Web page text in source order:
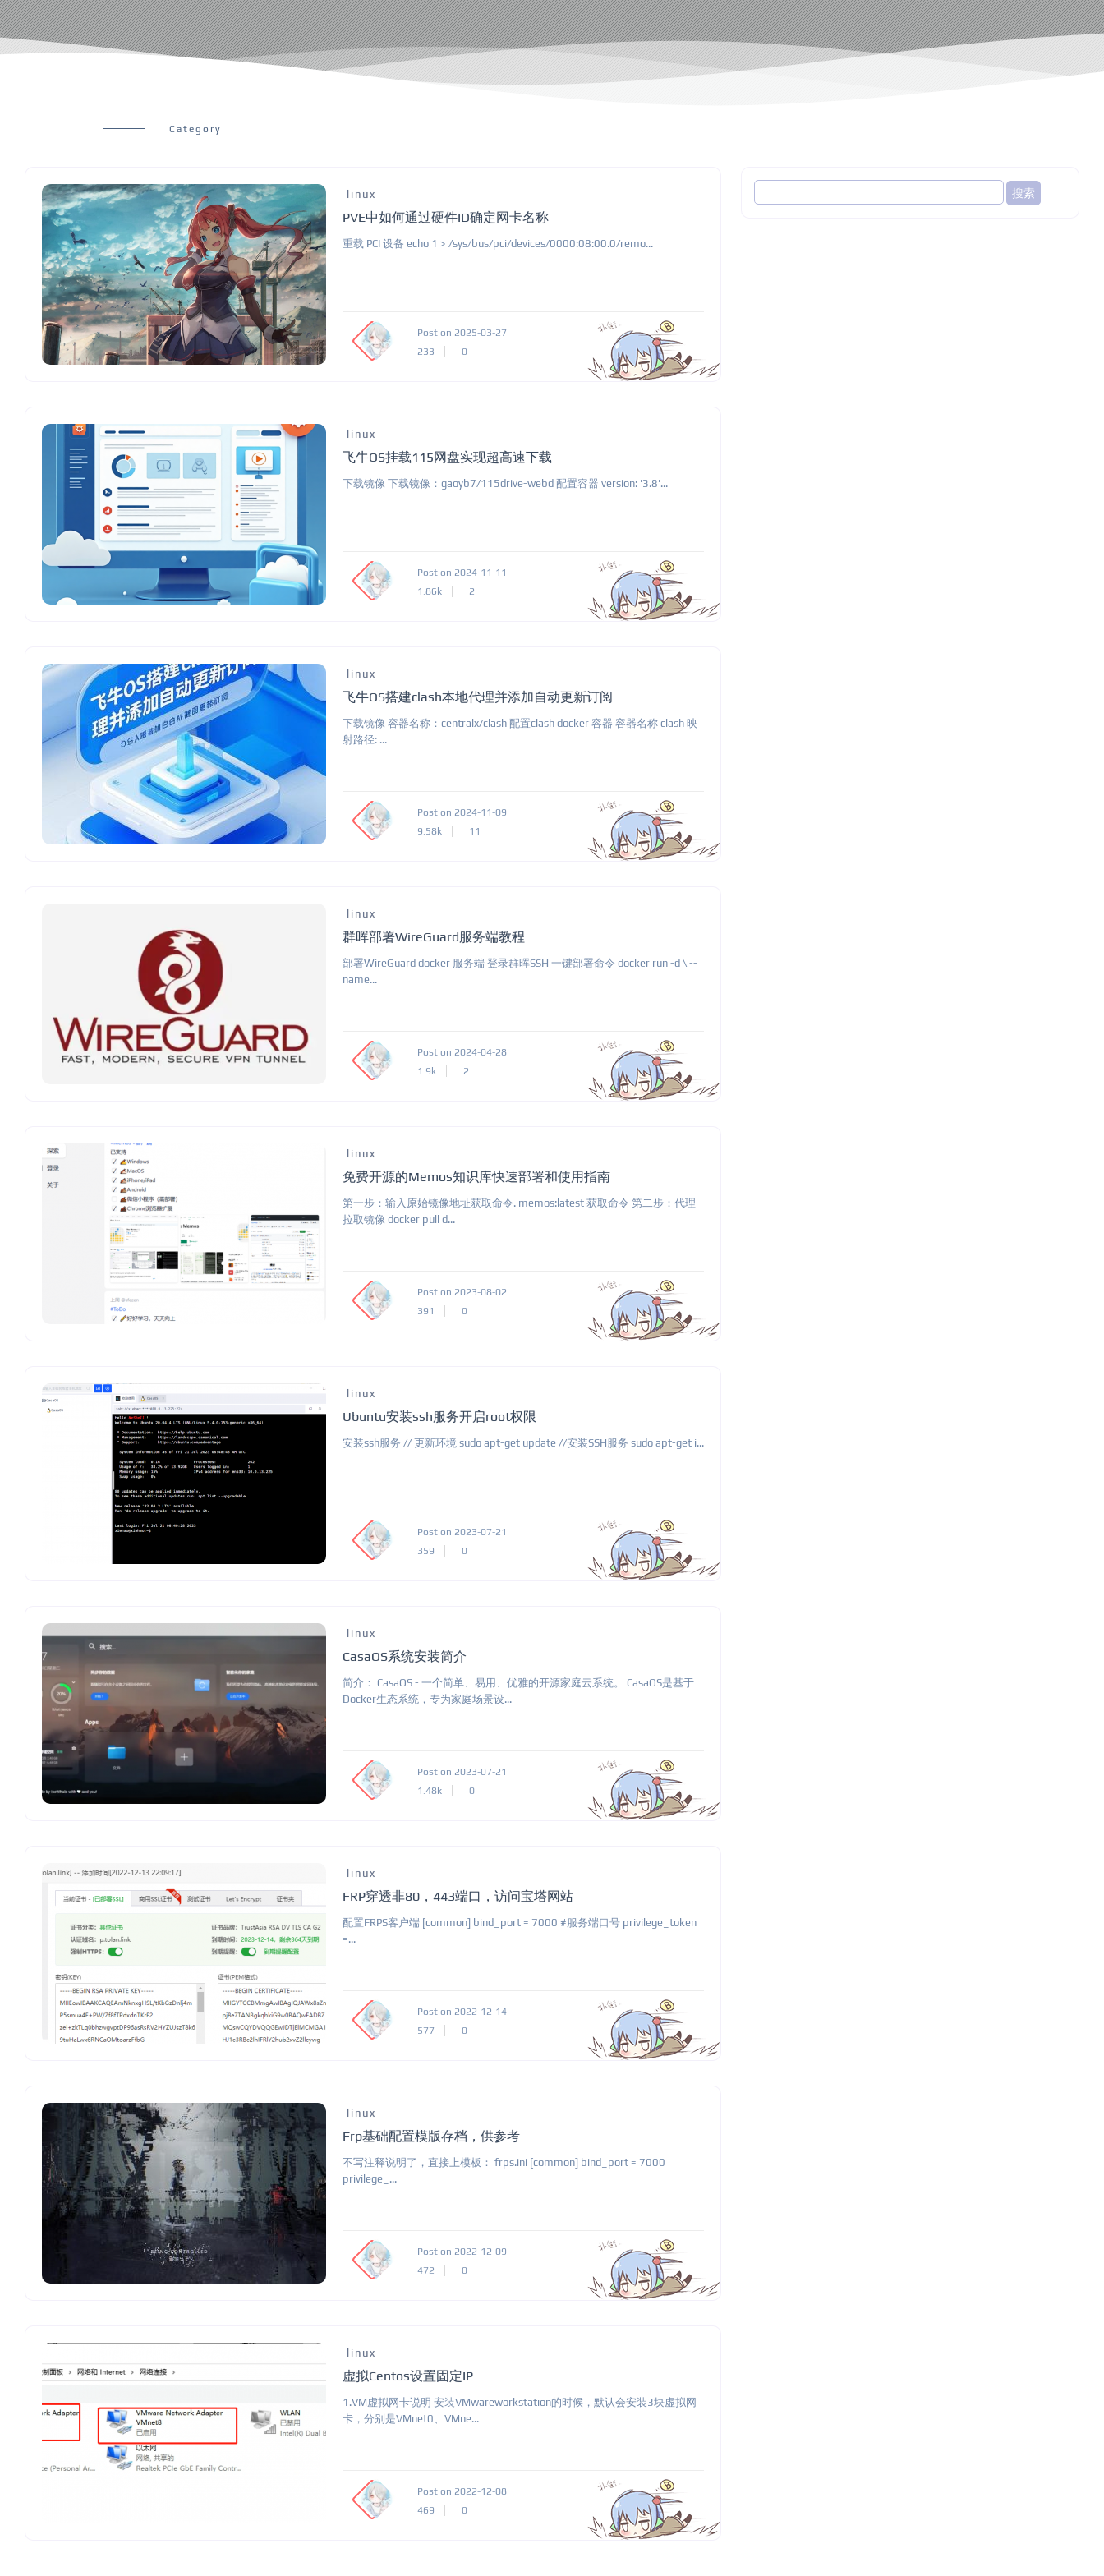
Category
linux
PVE中如何通过硬件ID确定网卡名称
重载 PCI 设备 echo 1 > /sys/bus/pci/devices/0000:08:00.0/remo...
Post on 2025-03-27
233
0
linux
飞牛OS挂载115网盘实现超高速下载
下载镜像 下载镜像：gaoyb7/115drive-webd 配置容器 version: '3.8'...
Post on 2024-11-11
1.86k
2
linux
飞牛OS搭建clash本地代理并添加自动更新订阅
下载镜像 容器名称：centralx/clash 配置clash docker 容器 容器名称 clash 映
射路径: ...
Post on 2024-11-09
9.58k
11
linux
群晖部署WireGuard服务端教程
部署WireGuard docker 服务端 登录群晖SSH 一键部署命令 docker run -d \ --
name...
Post on 2024-04-28
1.9k
2
linux
免费开源的Memos知识库快速部署和使用指南
第一步：输入原始镜像地址获取命令. memos:latest 获取命令 第二步：代理
拉取镜像 docker pull d...
Post on 2023-08-02
391
0
linux
Ubuntu安装ssh服务开启root权限
安装ssh服务 // 更新环境 sudo apt-get update //安装SSH服务 sudo apt-get i...
Post on 2023-07-21
359
0
linux
CasaOS系统安装简介
简介： CasaOS - 一个简单、易用、优雅的开源家庭云系统。 CasaOS是基于
Docker生态系统，专为家庭场景设...
Post on 2023-07-21
1.48k
0
linux
FRP穿透非80，443端口，访问宝塔网站
配置FRPS客户端 [common] bind_port = 7000 #服务端口号 privilege_token
=...
Post on 2022-12-14
577
0
linux
Frp基础配置模版存档，供参考
不写注释说明了，直接上模板： frps.ini [common] bind_port = 7000
privilege_...
Post on 2022-12-09
472
0
linux
虚拟Centos设置固定IP
1.VM虚拟网卡说明 安装VMwareworkstation的时候，默认会安装3块虚拟网
卡，分别是VMnet0、VMne...
Post on 2022-12-08
469
0